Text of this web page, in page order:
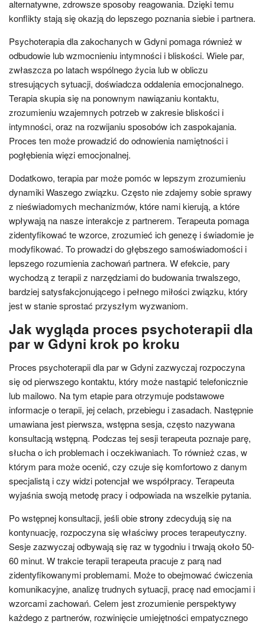
alternatywne, zdrowsze sposoby reagowania. Dzięki temu
konflikty stają się okazją do lepszego poznania siebie i partnera.
Psychoterapia dla zakochanych w Gdyni pomaga również w
odbudowie lub wzmocnieniu intymności i bliskości. Wiele par,
zwłaszcza po latach wspólnego życia lub w obliczu
stresujących sytuacji, doświadcza oddalenia emocjonalnego.
Terapia skupia się na ponownym nawiązaniu kontaktu,
zrozumieniu wzajemnych potrzeb w zakresie bliskości i
intymności, oraz na rozwijaniu sposobów ich zaspokajania.
Proces ten może prowadzić do odnowienia namiętności i
pogłębienia więzi emocjonalnej.
Dodatkowo, terapia par może pomóc w lepszym zrozumieniu
dynamiki Waszego związku. Często nie zdajemy sobie sprawy
z nieświadomych mechanizmów, które nami kierują, a które
wpływają na nasze interakcje z partnerem. Terapeuta pomaga
zidentyfikować te wzorce, zrozumieć ich genezę i świadomie je
modyfikować. To prowadzi do głębszego samoświadomości i
lepszego rozumienia zachowań partnera. W efekcie, pary
wychodzą z terapii z narzędziami do budowania trwalszego,
bardziej satysfakcjonującego i pełnego miłości związku, który
jest w stanie sprostać przyszłym wyzwaniom.
Jak wygląda proces psychoterapii dla
par w Gdyni krok po kroku
Proces psychoterapii dla par w Gdyni zazwyczaj rozpoczyna
się od pierwszego kontaktu, który może nastąpić telefonicznie
lub mailowo. Na tym etapie para otrzymuje podstawowe
informacje o terapii, jej celach, przebiegu i zasadach. Następnie
umawiana jest pierwsza, wstępna sesja, często nazywana
konsultacją wstępną. Podczas tej sesji terapeuta poznaje parę,
słucha o ich problemach i oczekiwaniach. To również czas, w
którym para może ocenić, czy czuje się komfortowo z danym
specjalistą i czy widzi potencjał we współpracy. Terapeuta
wyjaśnia swoją metodę pracy i odpowiada na wszelkie pytania.
Po wstępnej konsultacji, jeśli obiestrony zdecydują się na
kontynuację, rozpoczyna się właściwy proces terapeutyczny.
Sesje zazwyczaj odbywają się raz w tygodniu i trwają około 50-
60 minut. W trakcie terapii terapeuta pracuje z parą nad
zidentyfikowanymi problemami. Może to obejmować ćwiczenia
komunikacyjne, analizę trudnych sytuacji, pracę nad emocjami i
wzorcami zachowań. Celem jest zrozumienie perspektywy
każdego z partnerów, rozwinięcie umiejętności empatycznego